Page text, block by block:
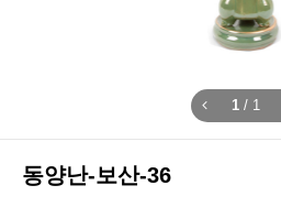
1 / 1
동양난-보산-36